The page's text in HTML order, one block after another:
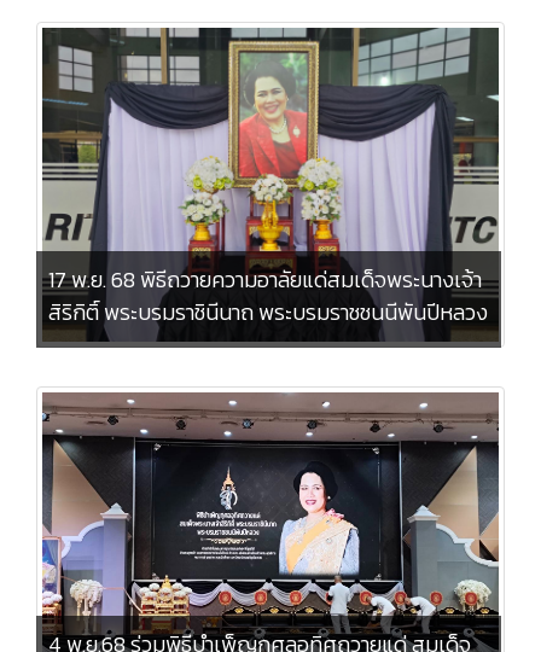
17 พ.ย. 68 พิธีถวายความอาลัยแด่สมเด็จพระนางเจ้า
สิริกิติ์ พระบรมราชินีนาถ พระบรมราชชนนีพันปีหลวง
4 พ.ย.68 ร่วมพิธีบำเพ็ญกุศลอุทิศถวายแด่ สมเด็จ